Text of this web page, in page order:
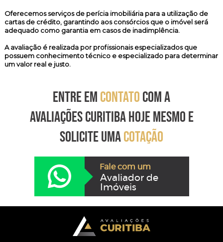
Oferecemos serviços de perícia imobiliária para a utilização de
cartas de crédito, garantindo aos consórcios que o imóvel será
adequado como garantia em casos de inadimplência.
A avaliação é realizada por profissionais especializados que
possuem conhecimento técnico e especializado para determinar
um valor real e justo.
ENTRE EM CONTATO COM A
AVALIAÇÕES CURITIBA HOJE MESMO E
SOLICITE UMACOTAÇÃO
Fale com um
Avaliador de
Imóveis